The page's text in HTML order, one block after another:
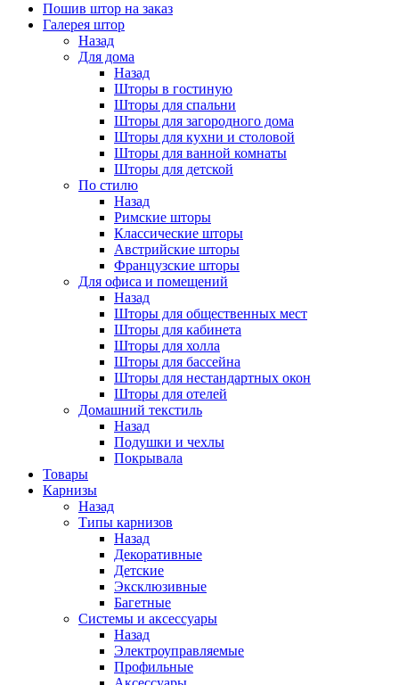
Пошив штор на заказ
Галерея штор
Назад
Для дома
Назад
Шторы в гостиную
Шторы для спальни
Шторы для загородного дома
Шторы для кухни и столовой
Шторы для ванной комнаты
Шторы для детской
По стилю
Назад
Римские шторы
Классические шторы
Австрийские шторы
Французские шторы
Для офиса и помещений
Назад
Шторы для общественных мест
Шторы для кабинета
Шторы для холла
Шторы для бассейна
Шторы для нестандартных окон
Шторы для отелей
Домашний текстиль
Назад
Подушки и чехлы
Покрывала
Товары
Карнизы
Назад
Типы карнизов
Назад
Декоративные
Детские
Эксклюзивные
Багетные
Системы и аксессуары
Назад
Электроуправляемые
Профильные